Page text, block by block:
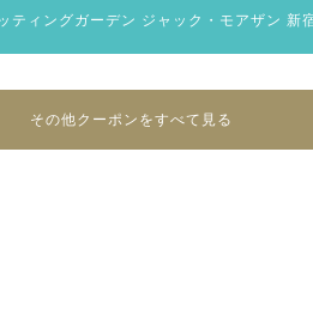
ティングガーデン ジャック・モアザン 新
その他クーポンをすべて見る